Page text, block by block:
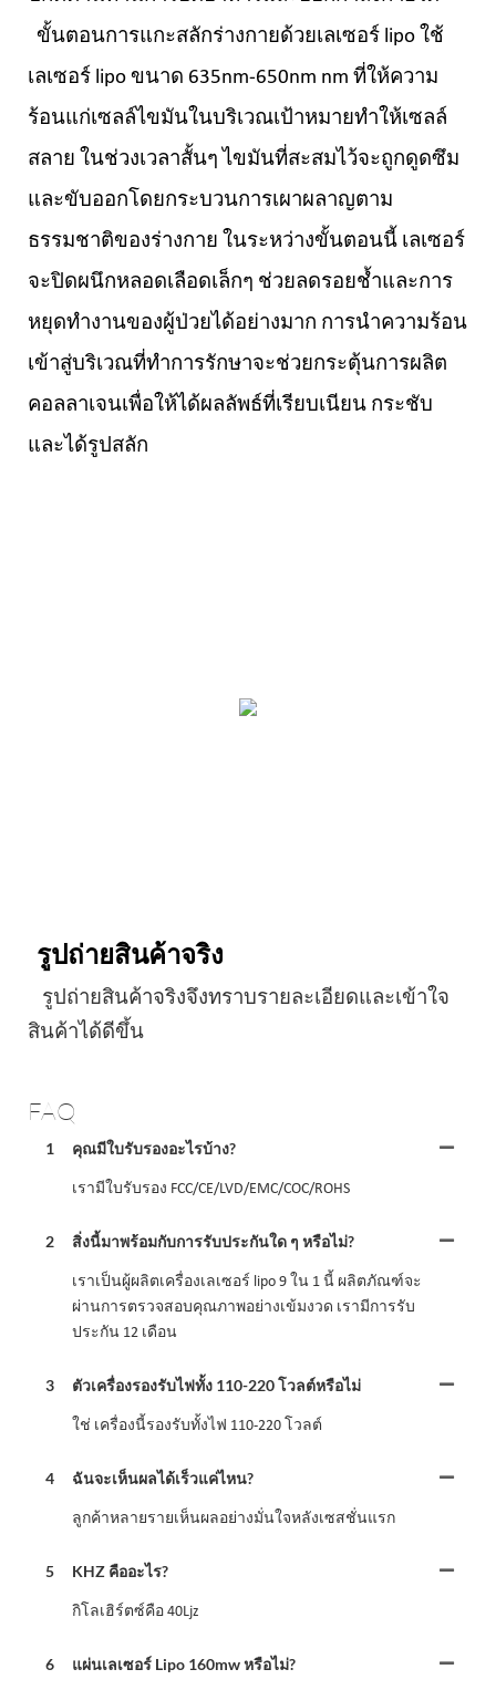
ขั้นตอนการแกะสลักร่างกายด้วยเลเซอร์ lipo ใช้
เลเซอร์ lipo ขนาด 635nm-650nm nm ที่ให้ความ
ร้อนแก่เซลล์ไขมันในบริเวณเป้าหมายทำให้เซลล์
สลาย ในช่วงเวลาสั้นๆ ไขมันที่สะสมไว้จะถูกดูดซึม
และขับออกโดยกระบวนการเผาผลาญตาม
ธรรมชาติของร่างกาย ในระหว่างขั้นตอนนี้ เลเซอร์
จะปิดผนึกหลอดเลือดเล็กๆ ช่วยลดรอยช้ำและการ
หยุดทำงานของผู้ป่วยได้อย่างมาก การนำความร้อน
เข้าสู่บริเวณที่ทำการรักษาจะช่วยกระตุ้นการผลิต
คอลลาเจนเพื่อให้ได้ผลลัพธ์ที่เรียบเนียน กระชับ
และได้รูปสลัก
รูปถ่ายสินค้าจริง
รูปถ่ายสินค้าจริงจึงทราบรายละเอียดและเข้าใจ
สินค้าได้ดีขึ้น
FAQ
1 คุณมีใบรับรองอะไรบ้าง?
เรามีใบรับรอง FCC/CE/LVD/EMC/COC/ROHS
2 สิ่งนี้มาพร้อมกับการรับประกันใด ๆ หรือไม่?
เราเป็นผู้ผลิตเครื่องเลเซอร์ lipo 9 ใน 1 นี้ ผลิตภัณฑ์จะ
ผ่านการตรวจสอบคุณภาพอย่างเข้มงวด เรามีการรับ
ประกัน 12 เดือน
3 ตัวเครื่องรองรับไฟทั้ง 110-220 โวลต์หรือไม่
ใช่ เครื่องนี้รองรับทั้งไฟ 110-220 โวลต์
4 ฉันจะเห็นผลได้เร็วแค่ไหน?
ลูกค้าหลายรายเห็นผลอย่างมั่นใจหลังเซสชั่นแรก
5 KHZ คืออะไร?
กิโลเฮิร์ตซ์คือ 40Ljz
6 แผ่นเลเซอร์ Lipo 160mw หรือไม่?